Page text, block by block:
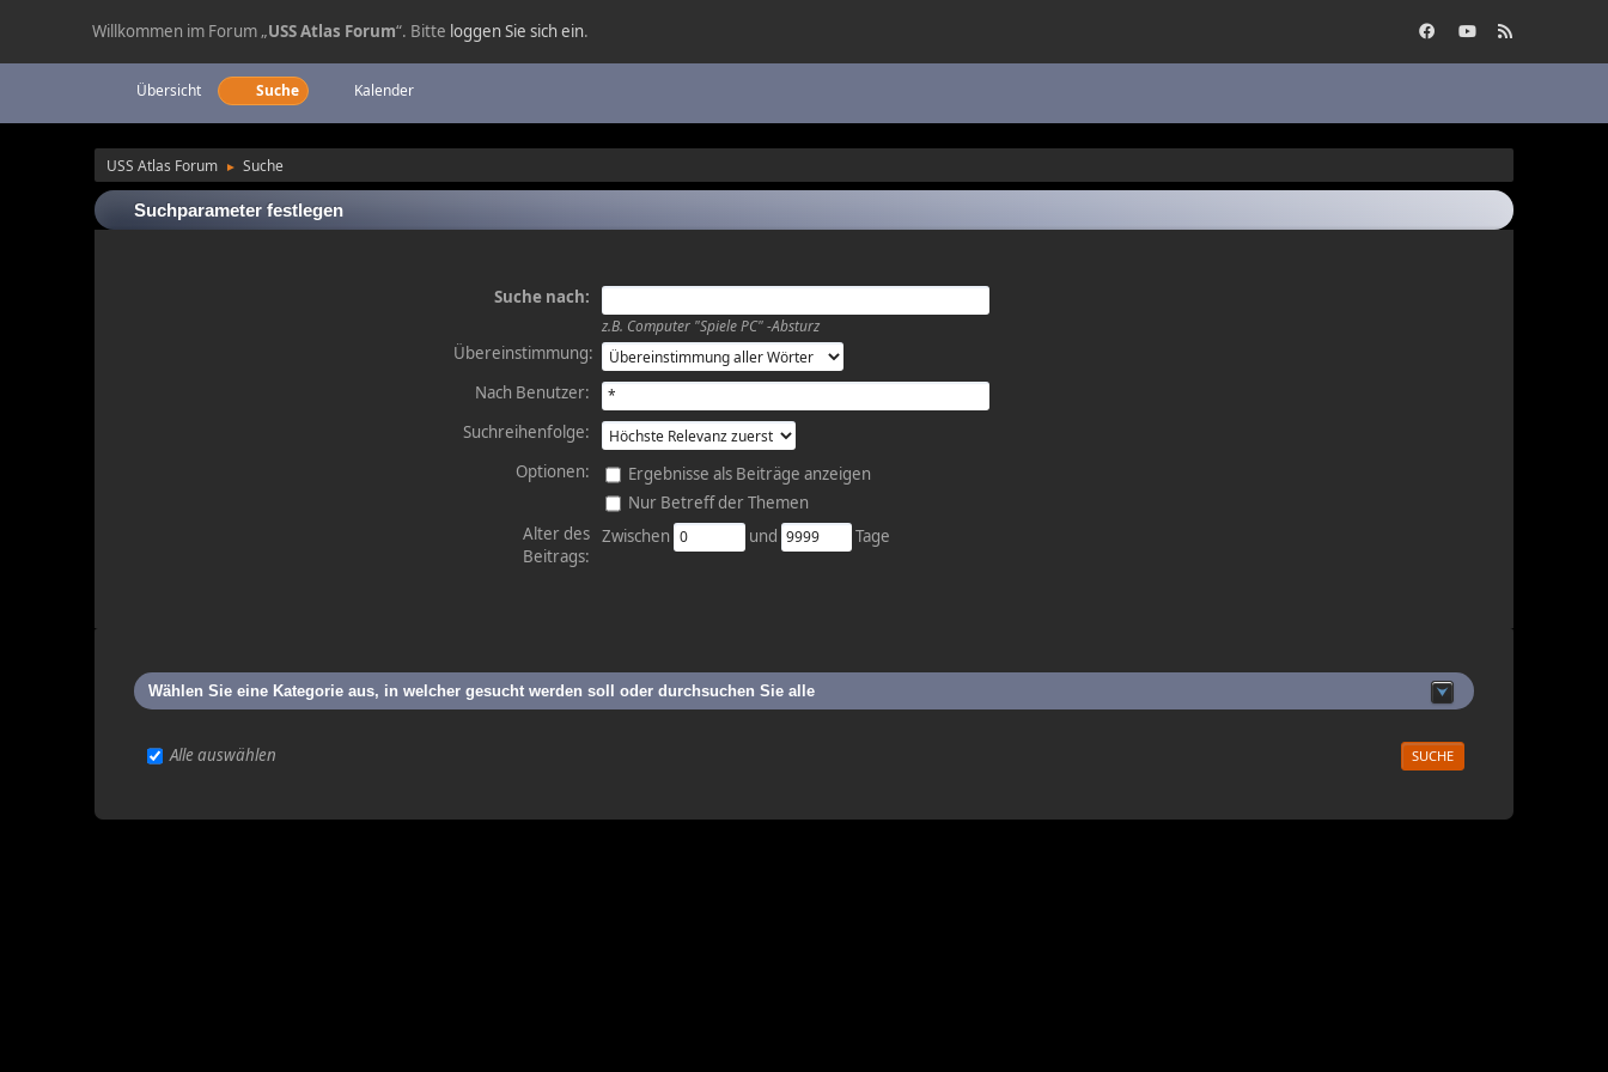
Willkommen im Forum „USS Atlas Forum“. Bitte loggen Sie sich ein.
Übersicht Suche Kalender
USS Atlas Forum ► Suche
Suchparameter festlegen
Suche nach:
z.B. Computer "Spiele PC" -Absturz
Übereinstimmung:
Nach Benutzer:
Suchreihenfolge:
Optionen:
Ergebnisse als Beiträge anzeigen
Nur Betreff der Themen
Alter des
Beitrags:
Zwischen und Tage
Wählen Sie eine Kategorie aus, in welcher gesucht werden soll oder durchsuchen Sie alle
Alle auswählen